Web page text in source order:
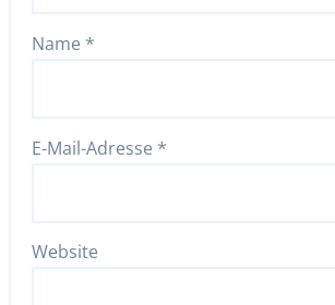
Name *
E-Mail-Adresse *
Website